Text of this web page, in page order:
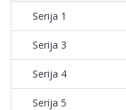
Serija 1
Serija 3
Serija 4
Serija 5